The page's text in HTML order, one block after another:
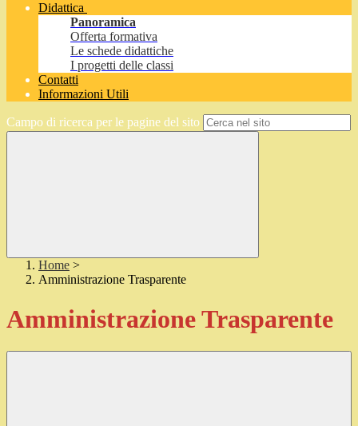
Didattica
Panoramica
Offerta formativa
Le schede didattiche
I progetti delle classi
Contatti
Informazioni Utili
Campo di ricerca per le pagine del sito
Home >
Amministrazione Trasparente
Amministrazione Trasparente